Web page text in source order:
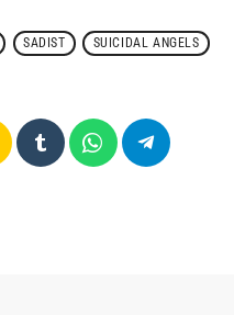
SADIST
SUICIDAL ANGELS